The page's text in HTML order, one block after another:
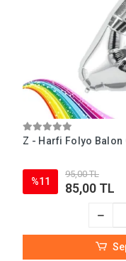
Z - Harfi Folyo Balon
%11
95,00 TL
85,00 TL